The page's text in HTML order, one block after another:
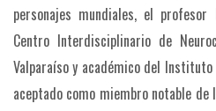
personajes mundiales, el
Centro Interdisciplinario de
Valparaíso y académico del
aceptado como miembro notable